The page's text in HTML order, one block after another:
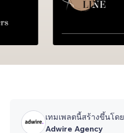
เทมเพลตนี้สร้างขึ้นโดย
Adwire Agency